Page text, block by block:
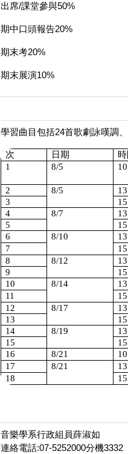
出席/課堂參與50%
期中口頭報告20%
期末考20%
期末展演10%
學習曲目包括24首歌劇詠嘆調
次 日期
1
8/5
2
8/5
3
4
8/7
5
6
8/10
7
8
8/12
9
10
8/14
11
12
8/17
13
14
8/19
15
16
8/21
17
8/21
18
音樂學系行政組員薛淑如
連絡電話:07-5252000分機3332